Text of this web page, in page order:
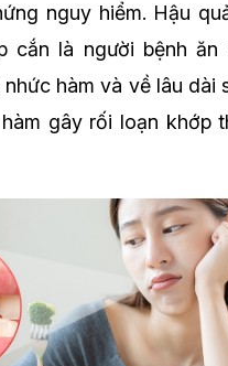
nguy hiểm. Hậu
cắn là người bệnh ăn
hàm và về lâu dài
gây rối loạn khớp